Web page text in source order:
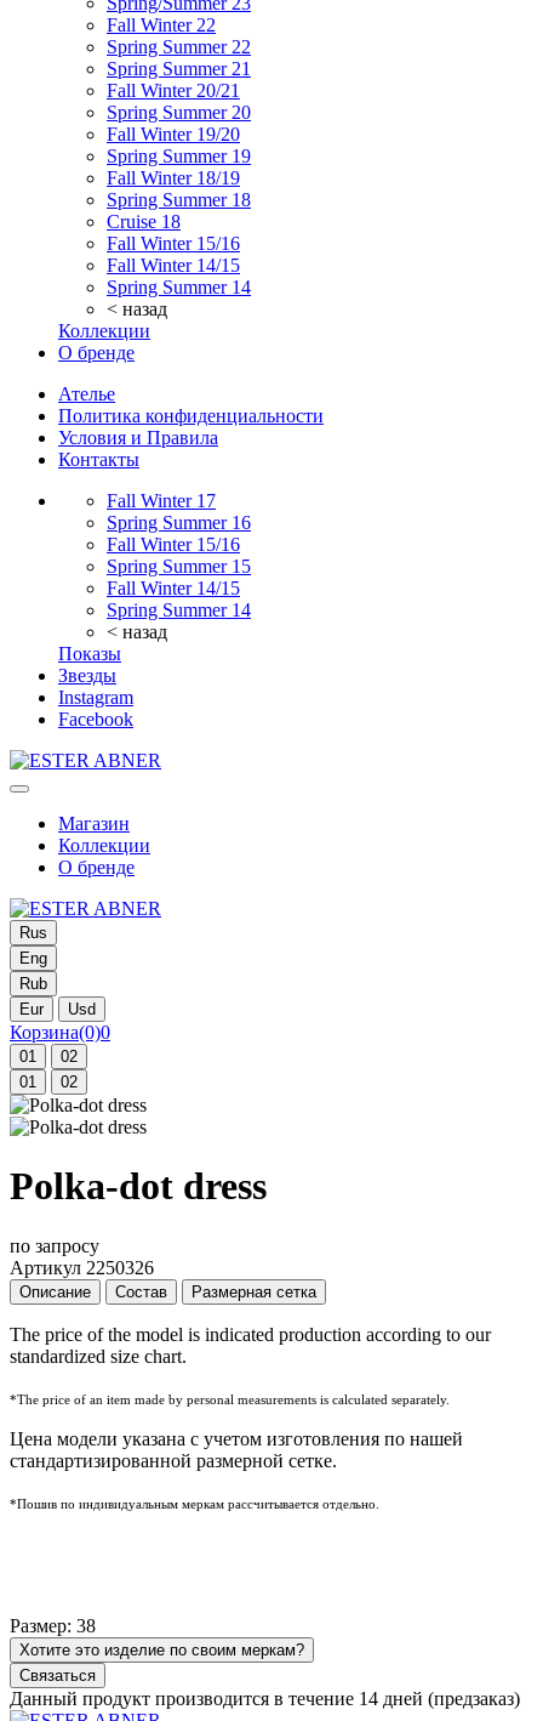
Fall Winter 22
Spring Summer 22
Spring Summer 21
Fall Winter 20/21
Spring Summer 20
Fall Winter 19/20
Spring Summer 19
Fall Winter 18/19
Spring Summer 18
Cruise 18
Fall Winter 15/16
Fall Winter 14/15
Spring Summer 14
< назад
Коллекции
О бренде
Ателье
Политика конфиденциальности
Условия и Правила
Контакты
Fall Winter 17
Spring Summer 16
Fall Winter 15/16
Spring Summer 15
Fall Winter 14/15
Spring Summer 14
< назад
Показы
Звезды
Instagram
Facebook
Магазин
Коллекции
О бренде
Rus
Eng
Rub
Eur
Usd
Корзина(0)0
01
02
01
02
Polka-dot dress
по запросу
Артикул 2250326
Описание Состав Размерная сетка
The price of the model is indicated production according to our
standardized size chart.
*The price of an item made by personal measurements is calculated separately.
Цена модели указана с учетом изготовления по нашей
стандартизированной размерной сетке.
*Пошив по индивидуальным меркам рассчитывается отдельно.
Размер: 38
Хотите это изделие по своим меркам?
Связаться
Данный продукт производится в течение 14 дней (предзаказ)